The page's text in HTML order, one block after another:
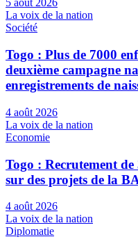
5 août 2026
La voix de la nation
Société
Togo : Plus de 7000
deuxième campagne
enregistrements de
4 août 2026
La voix de la nation
Economie
Togo : Recrutement de
sur des projets de la
4 août 2026
La voix de la nation
Diplomatie